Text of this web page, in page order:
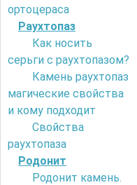
ортоцераса
Раухтопаз
Как носить
серьги с раухтопазом?
Камень раухтопаз
магические свойства
и кому подходит
Свойства
раухтопаза
Родонит
Родонит камень.